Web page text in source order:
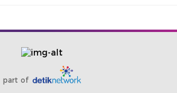
part of